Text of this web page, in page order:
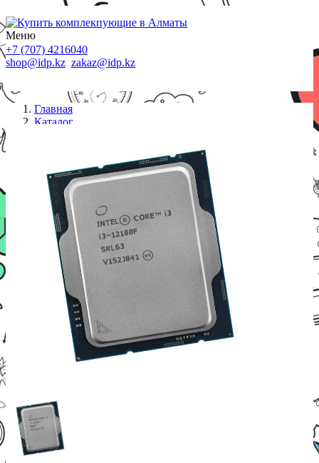
Меню
+7 (707) 4216040
shop@idp.kz zakaz@idp.kz
Главная
Каталог
Процессор Intel Core i3 12100F OEM (SRL63,
CM8071504651013)